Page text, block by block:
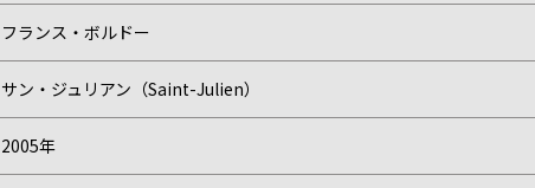
フランス・ボルドー
サン・ジュリアン（Saint-Julien）
2005年